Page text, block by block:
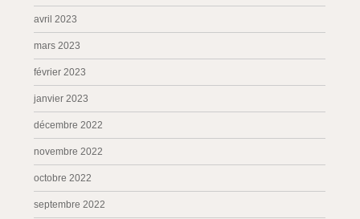
avril 2023
mars 2023
février 2023
janvier 2023
décembre 2022
novembre 2022
octobre 2022
septembre 2022